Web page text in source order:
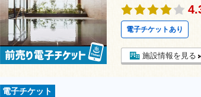
電子チケットあり
施設情報を見る
電子チケット